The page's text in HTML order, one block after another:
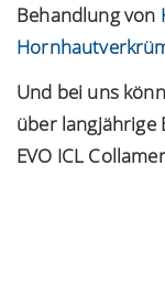
Behandlung von
Und bei uns
über langjährige
EVO ICL